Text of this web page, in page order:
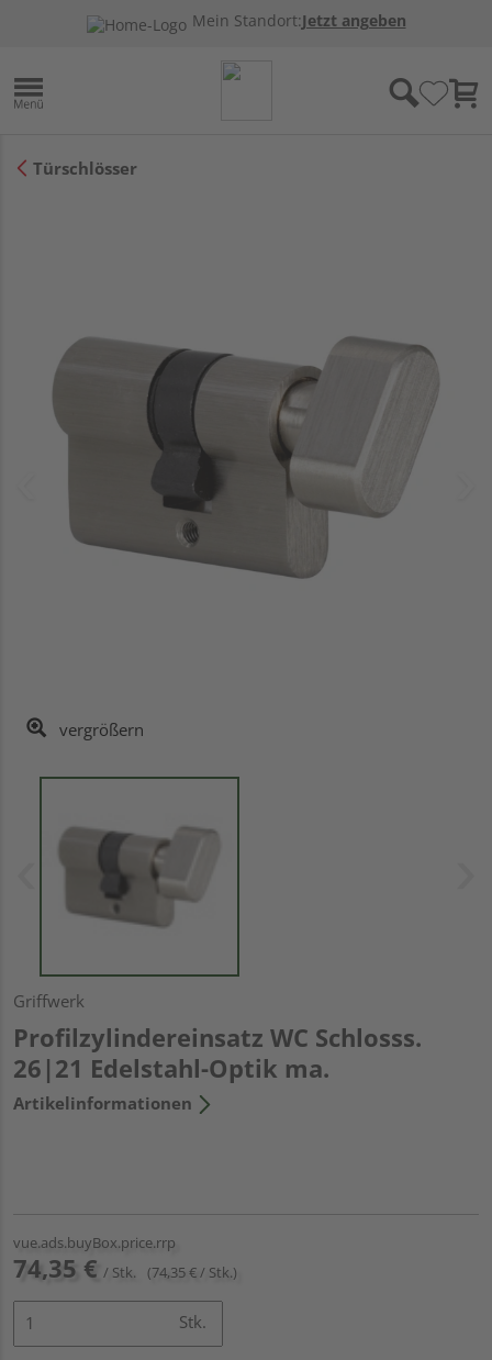
Mein Standort:Jetzt angeben
Türschlösser
vergrößern
Griffwerk
Profilzylindereinsatz WC Schlosss.
26|21 Edelstahl-Optik ma.
Artikelinformationen
vue.ads.buyBox.price.rrp
74,35 € / Stk. (74,35 € / Stk.)
Stk.